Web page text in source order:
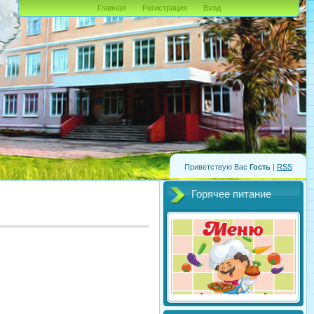
Приветствую Вас Гость | RSS
Главная Регистрация Вход
Горячее питание